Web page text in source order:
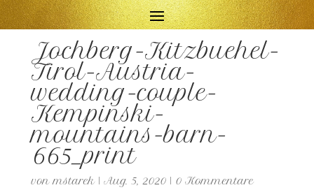
Jochberg-Kitzbuehel-
Tirol-Austria-
wedding-couple-
Kempinski-
mountains-barn-
665_print
vonmstarek| Aug. 5, 2020| 0 Kommentare